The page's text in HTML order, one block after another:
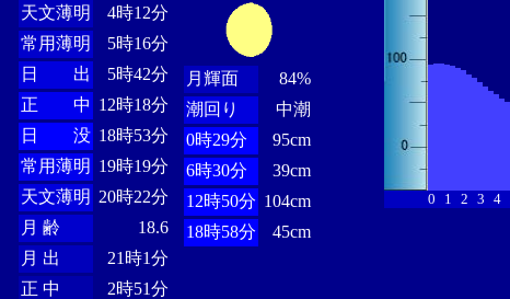
天文薄明
4時12分
常用薄明
5時16分
日 出
5時42分
正 中 12時18分
日 没 18時53分
常用薄明 19時19分
天文薄明 20時22分
月 齢
18.6
月 出
21時1分
正 中
2時51分
月輝面
84%
潮回り
中潮
0時29分
95cm
6時30分
39cm
12時50分 104cm
18時58分
45cm
0 1 2 3 4